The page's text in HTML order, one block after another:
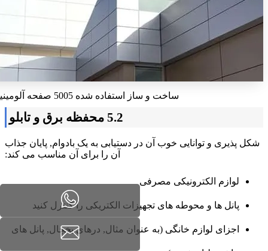
ساخت و ساز استفاده شده 5005 صفحه آلومینیوم
5.2 محفظه برق و تابلو
شکل پذیری و توانایی خوب آن در دستیابی به یک بادوام, پایان جذاب
آن را برای آن مناسب می کند:
لوازم الکترونیکی مصرفی
پانل ها و محوطه های تجهیزات الکتریکی را کنترل کنید
اجزای لوازم خانگی (به عنوان مثال, درهای یخچال, پانل های